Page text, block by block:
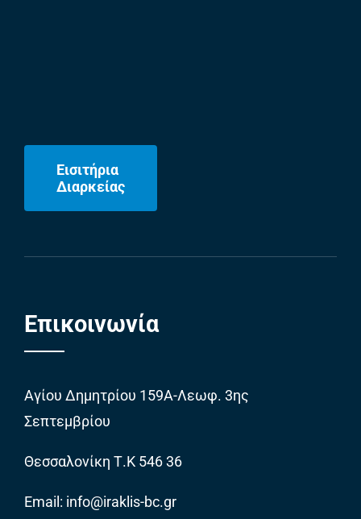
Εισιτήρια
Διαρκείας
Επικοινωνία
Αγίου Δημητρίου 159Α-Λεωφ. 3ης
Σεπτεμβρίου
Θεσσαλονίκη Τ.Κ 546 36
Email: info@iraklis-bc.gr